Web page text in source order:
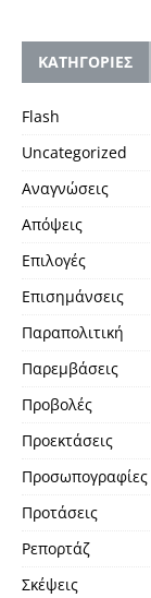
KΑΤΗΓΟΡΙΕΣ
Flash
Uncategorized
Αναγνώσεις
Απόψεις
Επιλογές
Επισημάνσεις
Παραπολιτική
Παρεμβάσεις
Προβολές
Προεκτάσεις
Προσωπογραφίες
Προτάσεις
Ρεπορτάζ
Σκέψεις